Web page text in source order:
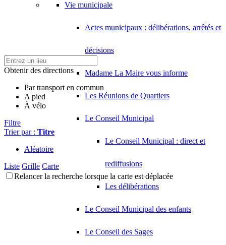
Vie municipale
Actes municipaux : délibérations, arrêtés et
décisions
Madame La Maire vous informe
Les Réunions de Quartiers
Le Conseil Municipal
Le Conseil Municipal : direct et
rediffusions
Les délibérations
Le Conseil Municipal des enfants
Le Conseil des Sages
Obtenir des directions
Par transport en commun
A pied
À vélo
Filtre
Trier par : Titre
Aléatoire
Liste Grille Carte
Relancer la recherche lorsque la carte est déplacée